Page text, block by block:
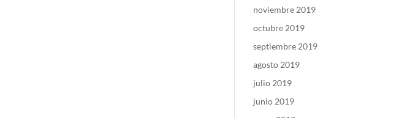
noviembre 2019
octubre 2019
septiembre 2019
agosto 2019
julio 2019
junio 2019